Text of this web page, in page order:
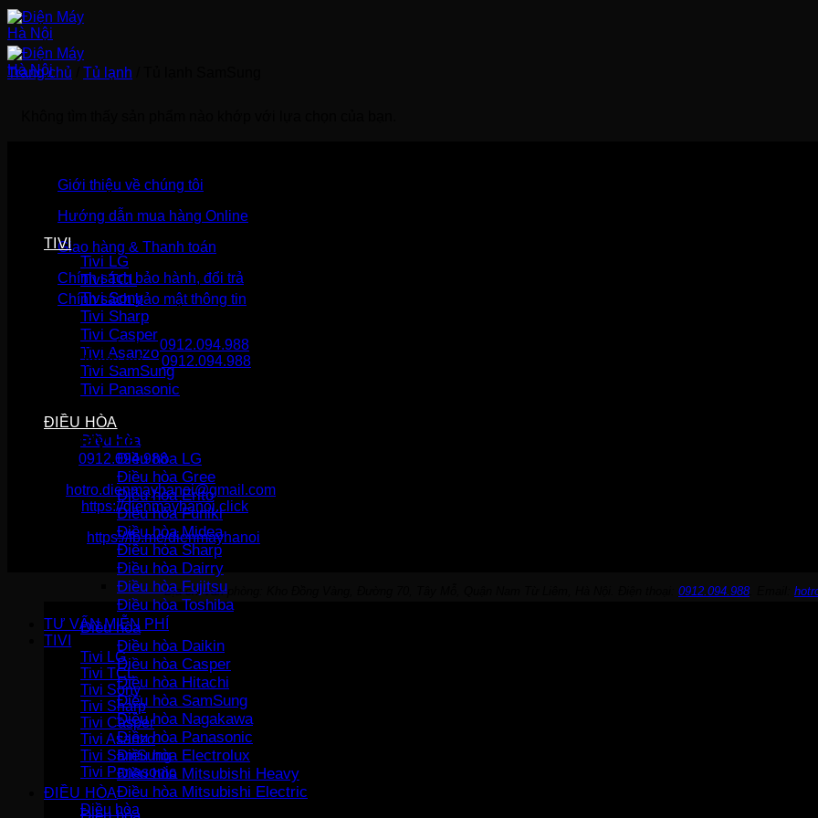
Bỏ
qua
nội
dung
TIVI
Tivi LG
Tivi TCL
Tivi Sony
Tivi Sharp
Tivi Casper
Tivi Asanzo
Tivi SamSung
Tivi Panasonic
ĐIỀU HÒA
Điều hòa
Điều hòa LG
Điều hòa Gree
Điều hòa Erito
Điều hòa Funiki
Điều hòa Midea
Điều hòa Sharp
Điều hòa Dairry
Điều hòa Fujitsu
Điều hòa Toshiba
Điều hòa
Điều hòa Daikin
Điều hòa Casper
Điều hòa Hitachi
Điều hòa SamSung
Điều hòa Nagakawa
Điều hòa Panasonic
Điều hòa Electrolux
Điều hòa Mitsubishi Heavy
Điều hòa Mitsubishi Electric
Trang chủ Tủ lạnh
Giới thiệu về chúng tôi
Hướng dẫn mua hàng Online
Giao hàng & Thanh toán
Chính sách bảo hành, đổi trả
Chính sách bảo mật thông tin
Gọi mua hàng0912.094.988
Gọi khiếu nại0912.094.988
Điện Máy Hà Nội
0912.094.988
hotro.dienmayhanoi@gmail.com
https://dienmayhanoi.click
https://fb.me/dienmayhanoi
Địa chỉ văn phòng: Kho Đồng Vàng, Đường 70, Tây Mỗ, Quận Nam Từ Liêm, Hà Nội. Điện thoại: 0912.094.988
TƯ VẤN MIỄN PHÍ
TIVI
Tivi LG
Tivi TCL
Tivi Sony
Tivi Sharp
Tivi Casper
Tivi Asanzo
Tivi SamSung
Tivi Panasonic
ĐIỀU HÒA
Điều hòa